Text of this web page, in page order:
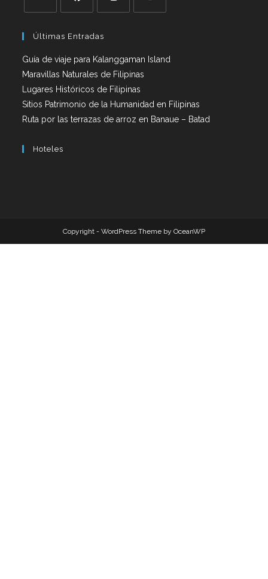
Últimas Entradas
Guía de viaje para Kalanggaman Island
Maravillas Naturales de Filipinas
Lugares Históricos de Filipinas
Sitios Patrimonio de la Humanidad en Filipinas
Ruta por las terrazas de arroz en Banaue – Batad
Hoteles
Copyright - WordPress Theme by OceanWP